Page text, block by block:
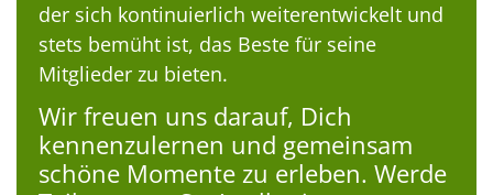
der sich kontinuierlich weiterentwickelt und
stets bemüht ist, das Beste für seine
Mitglieder zu bieten.
Wir freuen uns darauf, Dich
kennenzulernen und gemeinsam
schöne Momente zu erleben. Werde